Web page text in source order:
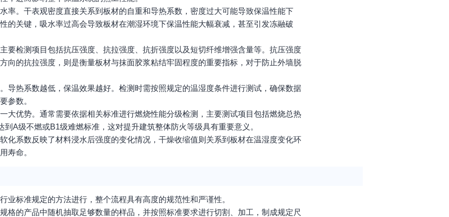
率。干表观密度直接关系到板材的自重和导热系数，密度过大可能导致保温性能下
的关键，吸水率过高会导致板材在潮湿环境下保温性能大幅衰减，甚至引发冻融破
要检测项目包括抗压强度、抗拉强度、抗折强度以及短切纤维增强含量等。抗压强度
向的抗拉强度，则是衡量板材与抹面胶浆粘结牢固程度的重要指标，对于防止外墙脱
导热系数越低，保温效果越好。检测时需按照规定的温湿度条件进行测试，确保数据
参数。
大优势。通常需要依据相关标准进行燃烧性能分级检测，主要测试项目包括燃烧总热
A级不燃或B1级难燃标准，这对提升建筑整体防火等级具有重要意义。
化系数反映了材料浸水后强度的变化情况，干燥收缩值则关系到板材在温湿度变化环
寿命。
标准规定的方法进行，整个流程具有高度的规范性和严谨性。
格的产品中随机抽取足够数量的样品，并按照标准要求进行切割、加工，制成规定尺